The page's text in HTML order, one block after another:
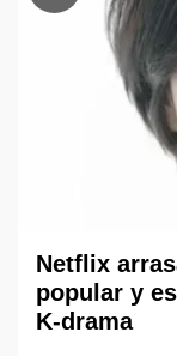
Netflix
popular y
K-drama